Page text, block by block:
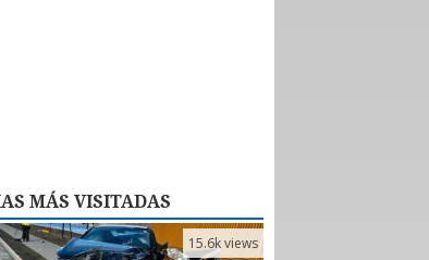
MÁS VISITADAS
15.6k views